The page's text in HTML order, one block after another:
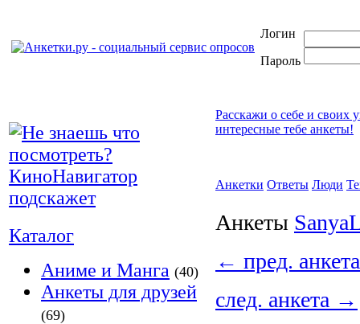
Логин
Пароль
Каталог
Аниме и Манга (40)
Анкеты для друзей
(69)
Расскажи о себе и своих
интересные тебе анкеты!
Анкетки Ответы Люди
Анкеты
← пред. анкета
след. анкета →